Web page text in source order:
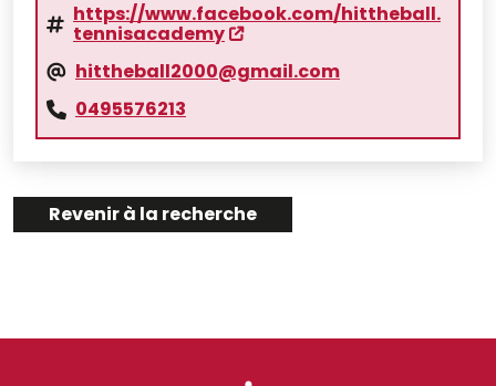
https://www.facebook.com/hittheball.
tennisacademy
hittheball2000@gmail.com
0495576213
Revenir à la recherche